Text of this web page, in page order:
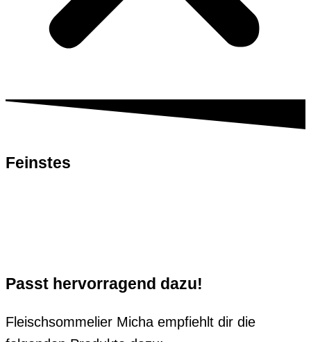
Feinstes
Passt hervorragend dazu!
Fleischsommelier Micha empfiehlt dir die